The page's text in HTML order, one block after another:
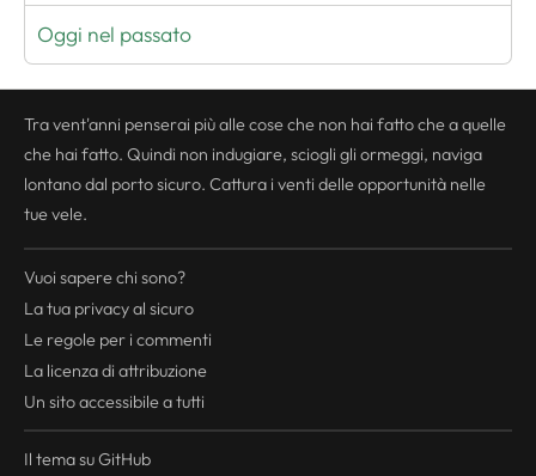
Oggi nel passato
Tra vent'anni penserai più alle cose che non hai fatto che a quelle
che hai fatto. Quindi non indugiare, sciogli gli ormeggi, naviga
lontano dal porto sicuro. Cattura i venti delle opportunità nelle
tue vele.
Vuoi sapere chi sono?
La tua privacyal sicuro
Le regole per i commenti
La licenza di attribuzione
Un sito accessibile a tutti
Il tema su GitHub